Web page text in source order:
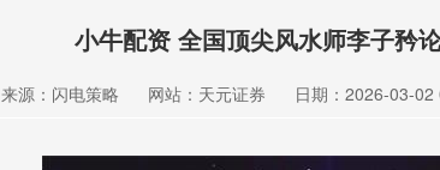
小牛配资 全国顶尖风水师李子矜
来源：闪电策略 网站：天元证券 日期：2026-03-